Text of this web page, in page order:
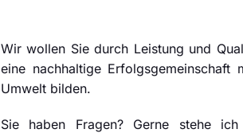
Wir wollen Sie durch Leistung und
eine nachhaltige Erfolgsgemeinschaft
Umwelt bilden.
Sie haben Fragen? Gerne stehe